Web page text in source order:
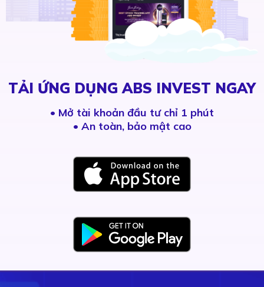
TẢI ỨNG DỤNG ABS INVEST NGAY
• Mở tài khoản đầu tư chỉ 1 phút
• An toàn, bảo mật cao